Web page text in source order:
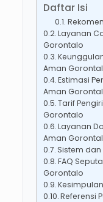
Daftar Isi
Layanan
Gorontalo
Aman
Estimasi
Aman
Tarif
Gorontalo
Layanan
Aman
Sistem dan
FAQ
Gorontalo
Kesimpulan
Referensi